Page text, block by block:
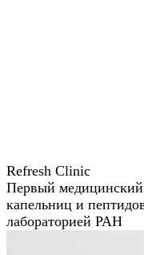
Refresh Clinic
Первый медицинский
капельниц и
лабораторией РАН